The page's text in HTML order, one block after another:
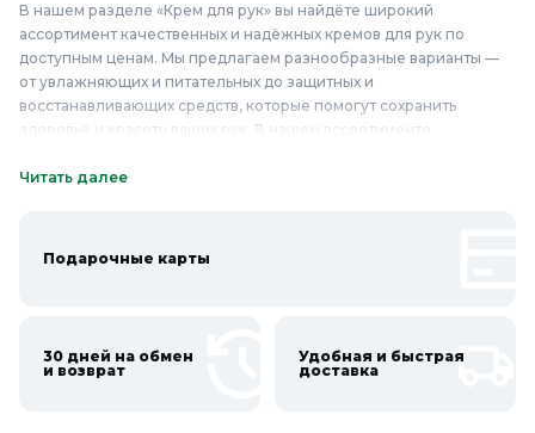
В нашем разделе «Крем для рук» вы найдёте широкий
ассортимент качественных и надёжных кремов для рук по
доступным ценам. Мы предлагаем разнообразные варианты —
от увлажняющих и питательных до защитных и
восстанавливающих средств, которые помогут сохранить
здоровье и красоту ваших рук. В нашем ассортименте
используют передовые формулы и натуральные ингредиенты,
кожи от внешних воздействий. Они быстро впитываются, не
Читать далее
Подарочные карты
30 дней на обмен
и возврат
Удобная и быстрая
доставка